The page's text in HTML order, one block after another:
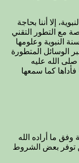
إلا أننا بحاجة
مع التطور التقني
النبوية وعلومها
الوسائل المتطورة
صلى الله عليه
كما سمعها
وفق ما أراده الله
توفر بعض الشروط